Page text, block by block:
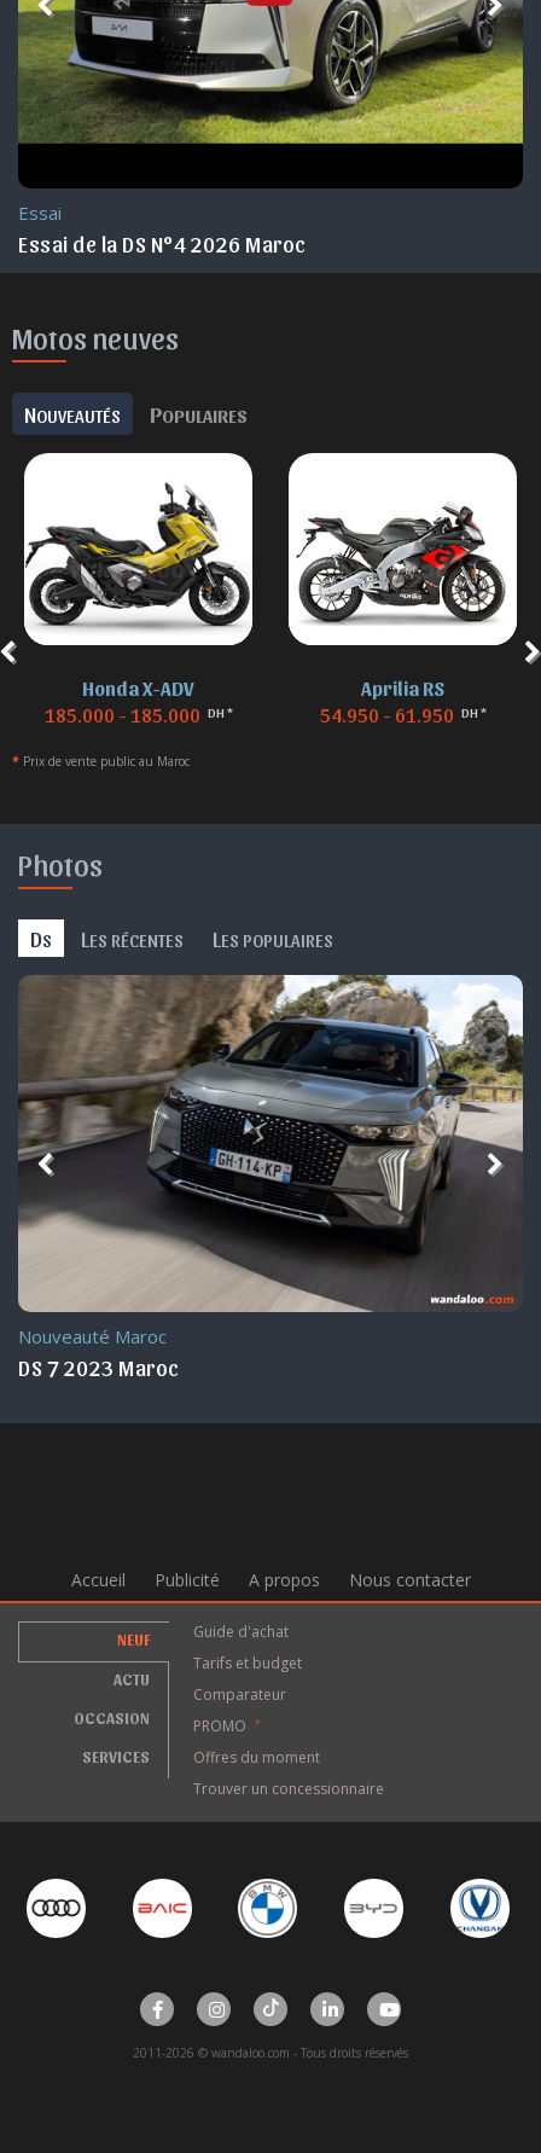
Essai
Essai de la DS N°4 2026 Maroc
Motos neuves
NOUVEAUTÉS POPULAIRES
Aprilia RS
54.950 - 61.950 DH *
BMW F 850
155.000 - 155.000 DH *
* Prix de vente public au Maroc
Photos
DS L ES RÉCENTES L ES POPULAIRES
Nouveauté Maroc
DS DS4 2022 Maroc
Accueil Publicité A propos Nous contacter
NEUF
ACTU
OCCASION
SERVICES
Guide d'achat
Tarifs et budget
Comparateur
PROMO
*
Offres du moment
Trouver un concessionnaire
2011-2026 © wandaloo.com - Tous droits réservés